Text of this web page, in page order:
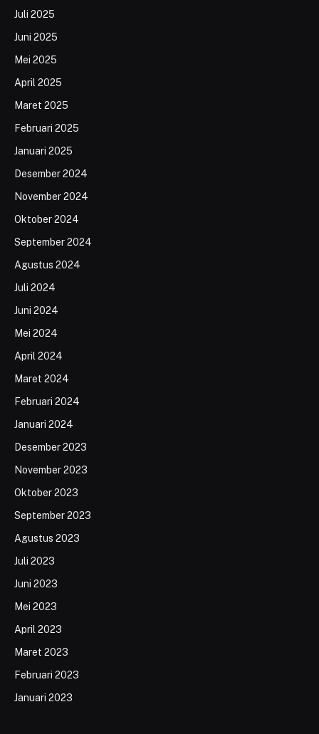
Juli 2025
Juni 2025
Mei 2025
April 2025
Maret 2025
Februari 2025
Januari 2025
Desember 2024
November 2024
Oktober 2024
September 2024
Agustus 2024
Juli 2024
Juni 2024
Mei 2024
April 2024
Maret 2024
Februari 2024
Januari 2024
Desember 2023
November 2023
Oktober 2023
September 2023
Agustus 2023
Juli 2023
Juni 2023
Mei 2023
April 2023
Maret 2023
Februari 2023
Januari 2023